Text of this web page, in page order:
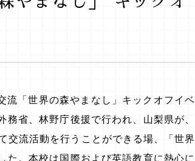
流「世界の森やまなし」キックオフイベ
省、林野庁後援で行われ、山梨県が、
交流活動を行うことができる場、「世界
た。本校は国際および英語教育に熱心に